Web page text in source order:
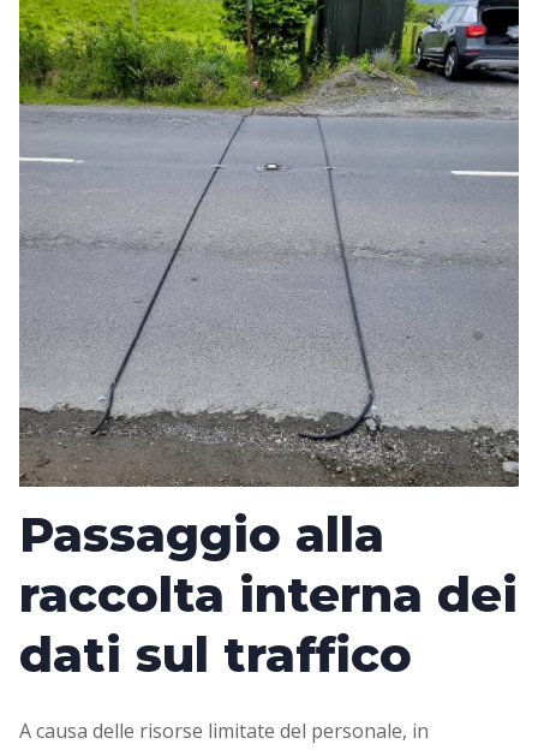
Passaggio alla
raccolta interna dei
dati sul traffico
A causa delle risorse limitate del personale, in